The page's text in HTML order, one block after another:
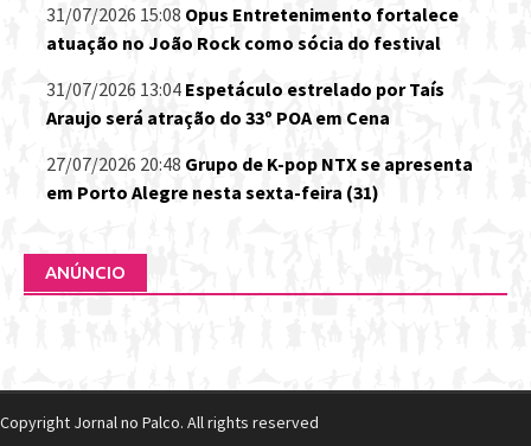
31/07/2026 15:08 Opus Entretenimento fortalece
atuação no João Rock como sócia do festival
31/07/2026 13:04 Espetáculo estrelado por Taís
Araujo será atração do 33º POA em Cena
27/07/2026 20:48 Grupo de K-pop NTX se apresenta
em Porto Alegre nesta sexta-feira (31)
ANÚNCIO
Copyright Jornal no Palco. All rights reserved